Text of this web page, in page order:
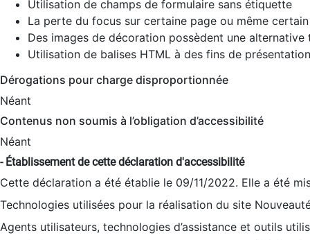
Utilisation de champs de formulaire sans étiquette
La perte du focus sur certaine page ou même
Des images de décoration possèdent une alternative
Utilisation de balises HTML à des fins de
Dérogations pour charge disproportionnée
Néant
Contenus non soumis à l’obligation d’accessibilité
Néant
- Établissement de cette déclaration d'accessibilité
Cette déclaration a été établie le 09/11/2022. Elle a été
Technologies utilisées pour la réalisation du site
Agents utilisateurs, technologies d’assistance et outils